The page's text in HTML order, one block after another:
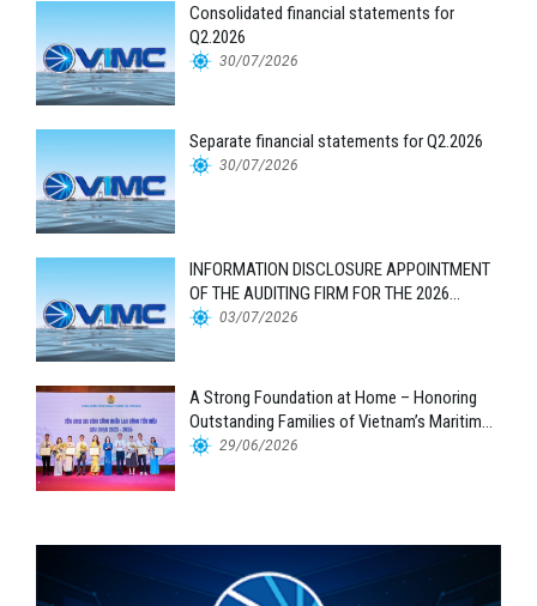
Consolidated financial statements for
Q2.2026
30/07/2026
Separate financial statements for Q2.2026
30/07/2026
INFORMATION DISCLOSURE APPOINTMENT
OF THE AUDITING FIRM FOR THE 2026
FINANCIAL STATEMENTS
03/07/2026
A Strong Foundation at Home – Honoring
Outstanding Families of Vietnam’s Maritime
Workforce
29/06/2026